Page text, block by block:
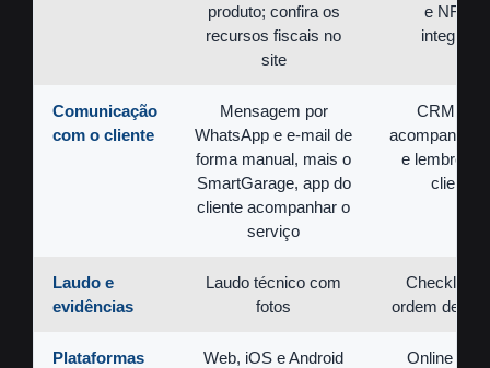
produto; confira os
recursos fiscais no
site
e NFS-e
integrada
Comunicação
com o cliente
Mensagem por
WhatsApp e e-mail de
forma manual, mais o
SmartGarage, app do
cliente acompanhar o
serviço
CRM com
e lembretes
cliente
Laudo e
evidências
Laudo técnico com
fotos
Checklists
ordem de
Plataformas Web, iOS e Android
Online